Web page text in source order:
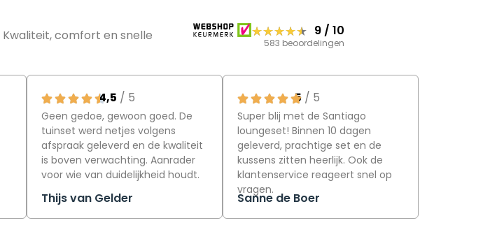
Kwaliteit, comfort en snelle
★★★★★
★★★★★ 9 / 10
583 beoordelingen
4,5 / 5
Geen gedoe, gewoon goed. De
tuinset werd netjes volgens
afspraak geleverd en de kwaliteit
is boven verwachting. Aanrader
voor wie van duidelijkheid houdt.
Thijs van Gelder
5 / 5
Super blij met de Santiago
loungeset! Binnen 10 dagen
geleverd, prachtige set en de
kussens zitten heerlijk. Ook de
klantenservice reageert snel op
vragen.
Sanne de Boer